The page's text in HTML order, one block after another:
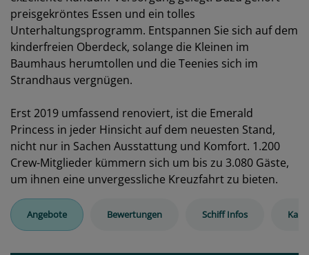
preisgekröntes Essen und ein tolles
Unterhaltungsprogramm. Entspannen Sie sich auf dem
kinderfreien Oberdeck, solange die Kleinen im
Baumhaus herumtollen und die Teenies sich im
Strandhaus vergnügen.
Erst 2019 umfassend renoviert, ist die Emerald
Princess in jeder Hinsicht auf dem neuesten Stand,
nicht nur in Sachen Ausstattung und Komfort. 1.200
Crew-Mitglieder kümmern sich um bis zu 3.080 Gäste,
um ihnen eine unvergessliche Kreuzfahrt zu bieten.
Angebote Bewertungen Schiff Infos